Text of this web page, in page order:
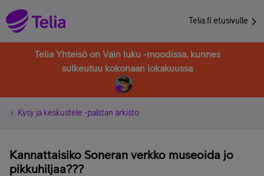
Telia.fi etusivulle
Telia Yhteisö on Vain luku -moodissa, kunnes
sulkeutuu kokonaan lokakuussa
Kysy ja keskustele -palstan arkisto
Kannattaisiko Soneran verkko museoida jo
pikkuhiljaa???